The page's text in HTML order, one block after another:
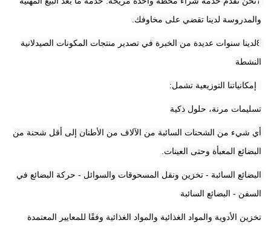
والمدروسة لدينا تقضي على مخاوفك.
8لدينا سنوات عديدة من الخبرة في تصدير منتجات المكونات الصيدلانية
النشطة
تسليمات مرنة، حلول ذكية
أي شيء من الشحنات السائبة من الآلاف من الأطنان إلى أقل شحنة من
البضائع المعبأة وحتى العينات.
السفن - البضائع السائبة
تخزين الأدوية والمواد الغذائية والمواد الغذائية وفقًا للمعايير المعتمدة